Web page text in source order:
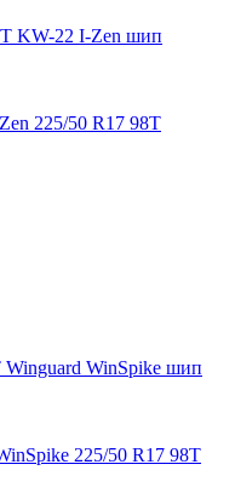
225/50 R17 98T
225/50 R17 98T